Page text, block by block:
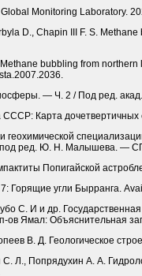
Monitoring Laboratory.
D., Chapin III F. S.
bubbling from
— Ч. 2 / Под ред.
СССР: Карта
геохимической
под ред. Ю. Н. Малышева. —
Попигайской
Горящие угли Бырранга.
С. И и др.
ов Ямал: Объяснительная
В. Д. Геологическое
Л., Попрядухин А. А.